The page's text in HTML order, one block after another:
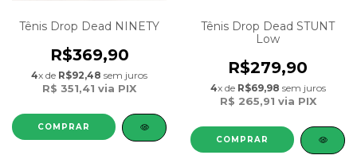
Tênis Drop Dead NINETY
R$369,90
4x de R$92,48 sem juros
R$ 351,41 via PIX
COMPRAR
Tênis Drop Dead STUNT
Low
R$279,90
4x de R$69,98 sem juros
R$ 265,91 via PIX
COMPRAR